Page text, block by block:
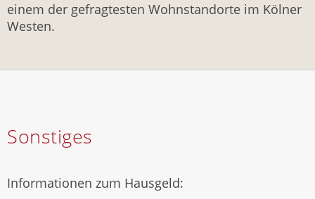
einem der gefragtesten Wohnstandorte im Kölner
Westen.
Sonstiges
Informationen zum Hausgeld: